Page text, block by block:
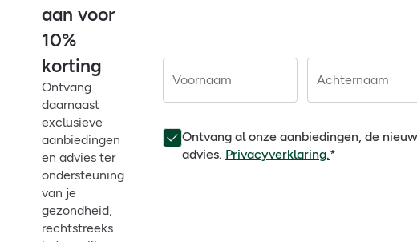
aan voor
10%
korting
Ontvang
daarnaast
exclusieve
aanbiedingen
en advies ter
ondersteuning
van je
gezondheid,
rechtstreeks
Voornaam Achternaam
Ontvang al onze aanbiedingen, de
advies. Privacyverklaring.*